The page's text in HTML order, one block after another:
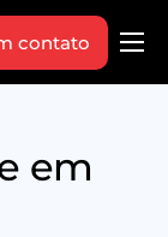
contato
em